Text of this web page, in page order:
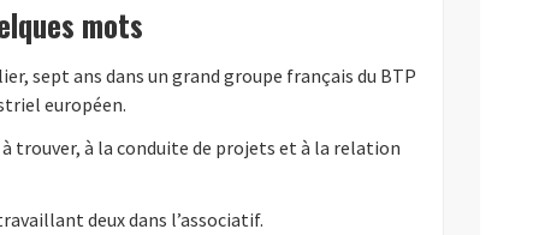
mots
sept ans dans un grand groupe français du BTP
européen.
trouver, à la conduite de projets et à la relation
deux dans l’associatif.